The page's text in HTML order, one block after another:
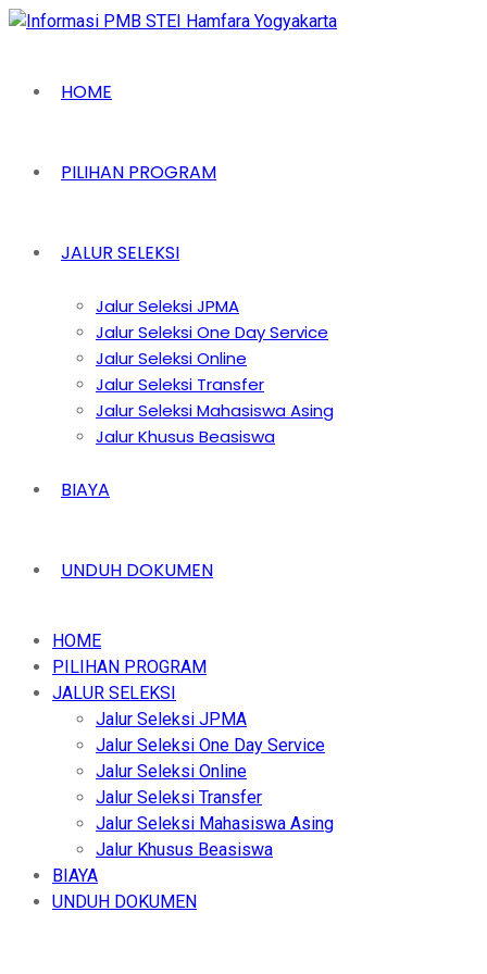
HOME
PILIHAN PROGRAM
JALUR SELEKSI
Jalur Seleksi JPMA
Jalur Seleksi One Day Service
Jalur Seleksi Online
Jalur Seleksi Transfer
Jalur Seleksi Mahasiswa Asing
Jalur Khusus Beasiswa
BIAYA
UNDUH DOKUMEN
HOME
PILIHAN PROGRAM
JALUR SELEKSI
Jalur Seleksi JPMA
Jalur Seleksi One Day Service
Jalur Seleksi Online
Jalur Seleksi Transfer
Jalur Seleksi Mahasiswa Asing
Jalur Khusus Beasiswa
BIAYA
UNDUH DOKUMEN